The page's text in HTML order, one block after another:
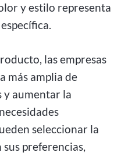
y estilo representa
las empresas
más amplia de
y aumentar la
seleccionar la
preferencias,